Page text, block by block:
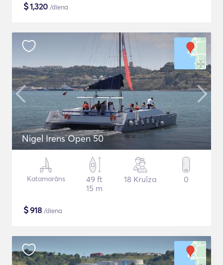
$1,320 /diena
Nigel Irens Open 50
Katamarāns
49 ft
15 m
18 Kruīza 0
$918 /diena